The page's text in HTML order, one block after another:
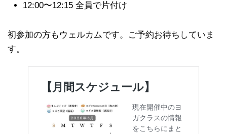
12:00〜12:15 全員で片付け
初参加の方もウェルカムです。ご予約お待ちしていま
す。